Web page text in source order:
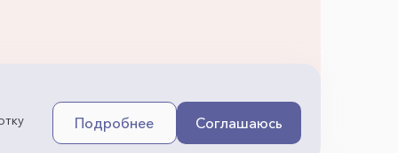
Подробнее Соглашаюсь